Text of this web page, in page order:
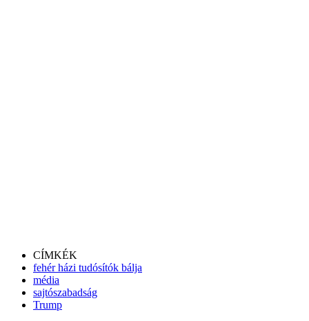
CÍMKÉK
fehér házi tudósítók bálja
média
sajtószabadság
Trump